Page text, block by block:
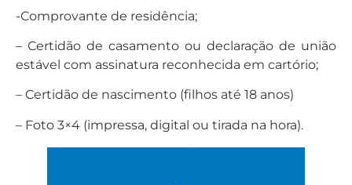
-Comprovante de residência;
– Certidão de casamento ou declaração de união
estável com assinatura reconhecida em cartório;
– Certidão de nascimento (filhos até 18 anos)
– Foto 3×4 (impressa, digital ou tirada na hora).